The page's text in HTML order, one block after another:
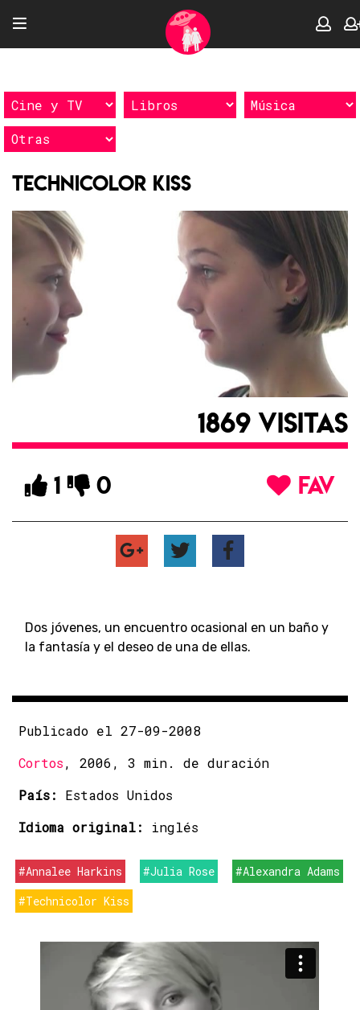
Technicolor Kiss
1869 VISITAS
1 0 FAV
Dos jóvenes, un encuentro ocasional en un baño y
la fantasía y el deseo de una de ellas.
Publicado el 27-09-2008
Cortos, 2006, 3 min. de duración
País: Estados Unidos
Idioma original: inglés
#Annalee Harkins #Julia Rose
#Alexandra Adams
#Technicolor Kiss